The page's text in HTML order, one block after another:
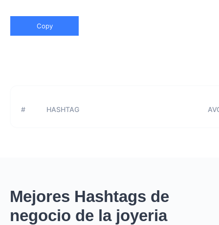
Copy
# HASHTAG
Mejores Hashtags de
negocio de la joyeria